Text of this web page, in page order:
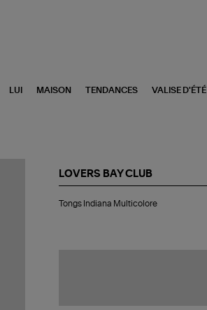
LUI MAISON TENDANCES VALISE D'ÉTÉ
LOVERS BAY CLUB
Indiana
Tongs Indiana Multicolore